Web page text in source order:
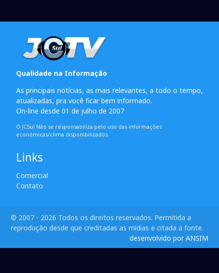
Qualidade na Informação
As principais notícias, as mais relevantes, a todo o tempo,
atualizadas, pra você ficar bem informado.
On-line desde 01 de julho de 2007
O JCSul Não se responsabiliza pelo uso das informações
econômicas/clima disponibilizados.
Links
Comercial
Contato
© 2007 - 2026 Todos os direitos reservados. Permitida a
reprodução desde que creditadas as mídias e citada a fonte.
desenvolvido por ANSIM